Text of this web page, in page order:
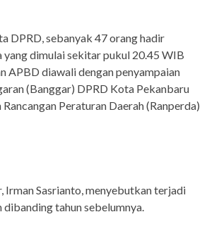
DPRD, sebanyak 47 orang hadir
dimulai sekitar pukul 20.45 WIB
APBD diawali dengan penyampaian
(Banggar) DPRD Kota Pekanbaru
Peraturan Daerah (Ranperda)
Irman Sasrianto, menyebutkan terjadi
dibanding tahun sebelumnya.